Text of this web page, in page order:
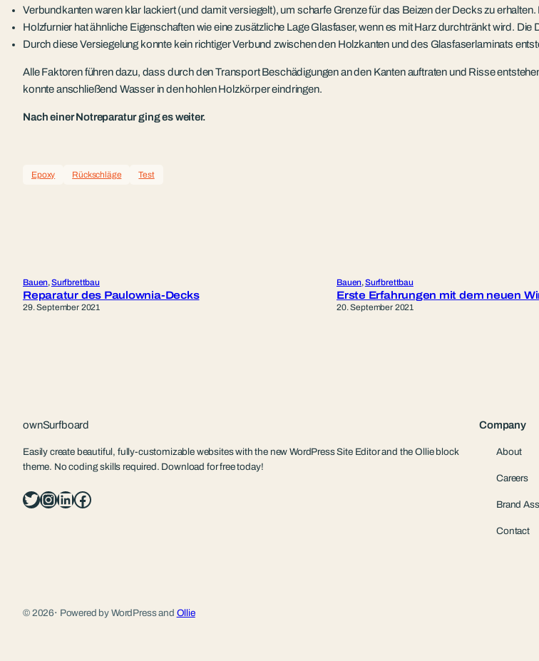
Verbundkanten waren klar lackiert (und damit versiegelt), um scharfe Grenze für das Beizen der Decks zu
Holzfurnier hat ähnliche Eigenschaften wie eine zusätzliche Lage Glasfaser, wenn es mit Harz durchtränkt wird.
Durch diese Versiegelung konnte kein richtiger Verbund zwischen den Holzkanten und des Glasfaserlaminats
Alle Faktoren führen dazu, dass durch den Transport Beschädigungen an den Kanten auftraten und Risse
konnte anschließend Wasser in den hohlen Holzkörper eindringen.
Nach einer Notreparatur ging es weiter.
Epoxy Rückschläge Test
Bauen, Surfbrettbau
Reparatur des Paulownia-Decks
29. September 2021
Bauen, Surfbrettbau
Erste Erfahrungen mit dem neuen
20. September 2021
ownSurfboard
Easily create beautiful, fully-customizable websites with the new WordPress Site Editor and the Ollie block
theme. No coding skills required. Download for free today!
Twitter InstagramLinkedIn Facebook
Company
About
Careers
Brand
Contact
© 2026· Powered by WordPress and Ollie